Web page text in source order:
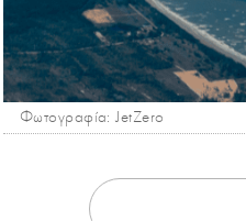
Φωτογραφία: JetZero